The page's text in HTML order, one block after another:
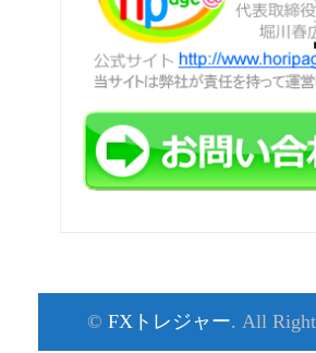
© FXトレジャー. All